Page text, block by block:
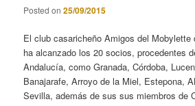
Posted on25/09/2015
El club casaricheño Amigos del
ha alcanzado los 20 socios, procedentes
Andalucía, como Granada, Córdoba,
Banajarafe, Arroyo de la Miel, Estepona,
Sevilla, además de sus sus miembros de